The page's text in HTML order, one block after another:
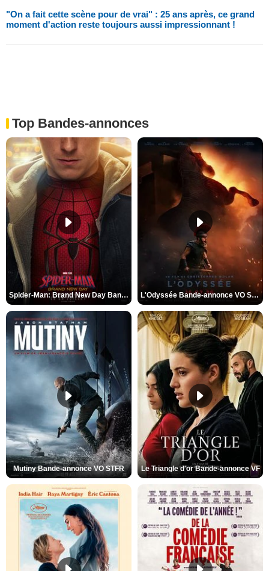
"On a fait cette scène pour de vrai" : 25 ans après, ce grand
moment d'action reste toujours aussi impressionnant !
Top Bandes-annonces
Spider-Man: Brand New Day Bande-annonce VO STFR L'Odyssée Bande-annonce VO STFR
Mutiny Bande-annonce VO STFR Le Triangle d'or Bande-annonce VF